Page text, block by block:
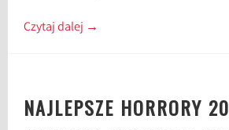
Czytaj dalej →
NAJLEPSZE HORRORY